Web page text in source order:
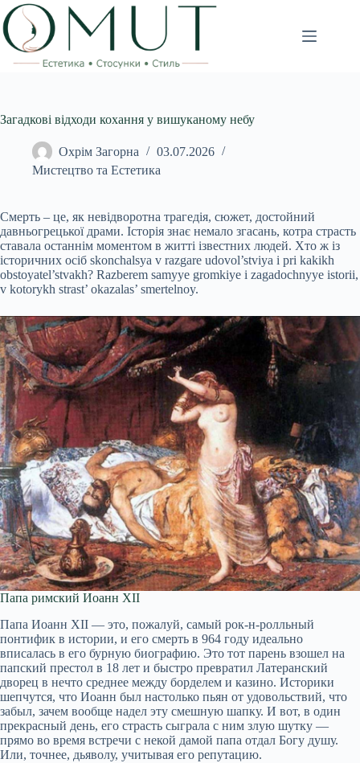
Перейти
до
вмісту
Загадкові відходи кохання у вишуканому небу
Охрім Загорна
03.07.2026
Мистецтво та Естетика
Смерть – це, як невідворотна трагедія, сюжет, достойний
давньогрецької драми. Історія знає немало згасань, котра страсть
ставала останнім моментом в житті ізвестних людей. Хто ж із
історичних осіб skonchalsya v razgare udovol’stviya i pri kakikh
obstoyatel’stvakh? Razberem samyye gromkiye i zagadochnyye istorii,
v kotorykh strast’ okazalas’ smertelnoy.
Папа римский Иоанн XII
Папа Иоанн XII — это, пожалуй, самый рок-н-ролльный
понтифик в истории, и его смерть в 964 году идеально
вписалась в его бурную биографию. Это тот парень взошел на
папский престол в 18 лет и быстро превратил Латеранский
дворец в нечто среднее между борделем и казино. Историки
шепчутся, что Иоанн был настолько пьян от удовольствий, что
забыл, зачем вообще надел эту смешную шапку. И вот, в один
прекрасный день, его страсть сыграла с ним злую шутку —
прямо во время встречи с некой дамой папа отдал Богу душу.
Или, точнее, дьяволу, учитывая его репутацию.